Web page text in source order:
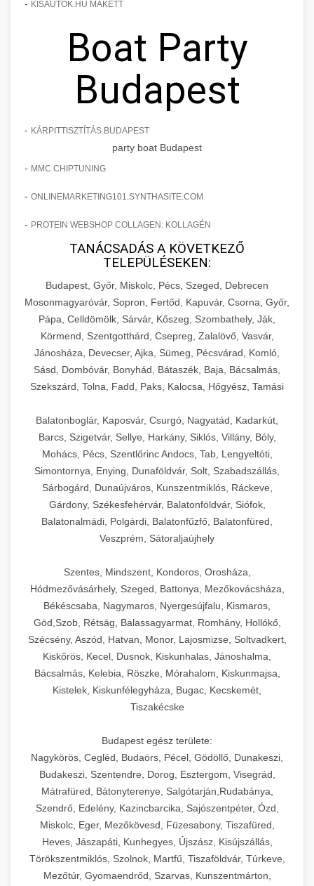
- KISAUTOK.HU MAKETT
Boat Party
Budapest
- KÁRPITTISZTÍTÁS BUDAPEST
party boat Budapest
- MMC CHIPTUNING
- ONLINEMARKETING101.SYNTHASITE.COM
- PROTEIN WEBSHOP COLLAGEN: KOLLAGÉN
TANÁCSADÁS A KÖVETKEZŐ
TELEPÜLÉSEKEN:
Budapest, Győr, Miskolc, Pécs, Szeged, Debrecen
Mosonmagyaróvár, Sopron, Fertőd, Kapuvár, Csorna, Győr,
Pápa, Celldömölk, Sárvár, Kőszeg, Szombathely, Ják,
Körmend, Szentgotthárd, Csepreg, Zalalövő, Vasvár,
Jánosháza, Devecser, Ajka, Sümeg, Pécsvárad, Komló,
Sásd, Dombóvár, Bonyhád, Bátaszék, Baja, Bácsalmás,
Szekszárd, Tolna, Fadd, Paks, Kalocsa, Hőgyész, Tamási
Balatonboglár, Kaposvár, Csurgó, Nagyatád, Kadarkút,
Barcs, Szigetvár, Sellye, Harkány, Siklós, Villány, Bóly,
Mohács, Pécs, Szentlőrinc Andocs, Tab, Lengyeltóti,
Simontornya, Enying, Dunaföldvár, Solt, Szabadszállás,
Sárbogárd, Dunaújváros, Kunszentmiklós, Ráckeve,
Gárdony, Székesfehérvár, Balatonföldvár, Siófok,
Balatonalmádi, Polgárdi, Balatonfűzfő, Balatonfüred,
Veszprém, Sátoraljaújhely
Szentes, Mindszent, Kondoros, Orosháza,
Hódmezővásárhely, Szeged, Battonya, Mezőkovácsháza,
Békéscsaba, Nagymaros, Nyergesújfalu, Kismaros,
Göd,Szob, Rétság, Balassagyarmat, Romhány, Hollókő,
Szécsény, Aszód, Hatvan, Monor, Lajosmizse, Soltvadkert,
Kiskőrös, Kecel, Dusnok, Kiskunhalas, Jánoshalma,
Bácsalmás, Kelebia, Röszke, Mórahalom, Kiskunmajsa,
Kistelek, Kiskunfélegyháza, Bugac, Kecskemét,
Tiszakécske
Budapest egész területe:
Nagykörös, Cegléd, Budaörs, Pécel, Gödöllő, Dunakeszi,
Budakeszi, Szentendre, Dorog, Esztergom, Visegrád,
Mátrafüred, Bátonyterenye, Salgótarján,Rudabánya,
Szendrő, Edelény, Kazincbarcika, Sajószentpéter, Ózd,
Miskolc, Eger, Mezőkövesd, Füzesabony, Tiszafüred,
Heves, Jászapáti, Kunhegyes, Újszász, Kisújszállás,
Törökszentmiklós, Szolnok, Martfű, Tiszaföldvár, Túrkeve,
Mezőtúr, Gyomaendrőd, Szarvas, Kunszentmárton,